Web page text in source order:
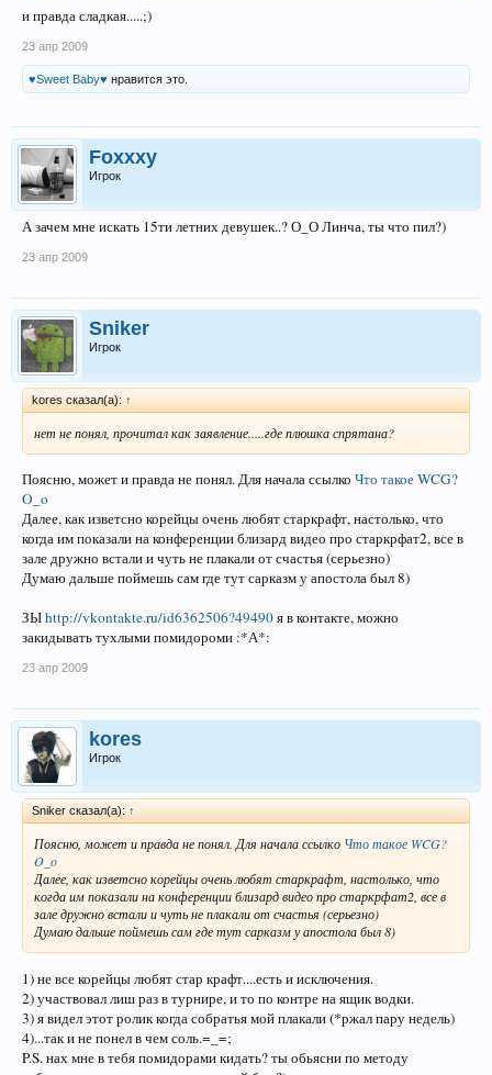
и правда сладкая.....;)
23 апр 2009
♥Sweet Baby♥ нравится это.
Foxxxy
Игрок
А зачем мне искать 15ти летних девушек..? О_О Линча, ты что пил?)
23 апр 2009
Sniker
Игрок
kores сказал(а): ↑
нет не понял, прочитал как заявление.....где плюшка спрятана?
Поясню, может и правда не понял. Для начала ссылко Что такое WCG?
O_o
Далее, как изветсно корейцы очень любят старкрафт, настолько, что
когда им показали на конференции близард видео про старкрфат2, все в
зале дружно встали и чуть не плакали от счастья (серьезно)
Думаю дальше поймешь сам где тут сарказм у апостола был 8)
ЗЫhttp://vkontakte.ru/id6362506?49490я в контакте, можно
закидывать тухлыми помидороми :*А*:
23 апр 2009
kores
Игрок
Sniker сказал(а): ↑
Поясню, может и правда не понял. Для начала ссылко Что такое WCG?
O_o
Далее, как изветсно корейцы очень любят старкрафт, настолько, что
когда им показали на конференции близард видео про старкрфат2, все в
зале дружно встали и чуть не плакали от счастья (серьезно)
Думаю дальше поймешь сам где тут сарказм у апостола был 8)
1) не все корейцы любят стар крафт....есть и исключения.
2) участвовал лиш раз в турнире, и то по контре на ящик водки.
3) я видел этот ролик когда собратья мой плакали (*ржал пару недель)
4)...так и не понел в чем соль.=_=;
P.S. нах мне в тебя помидорами кидать? ты обьясни по методу